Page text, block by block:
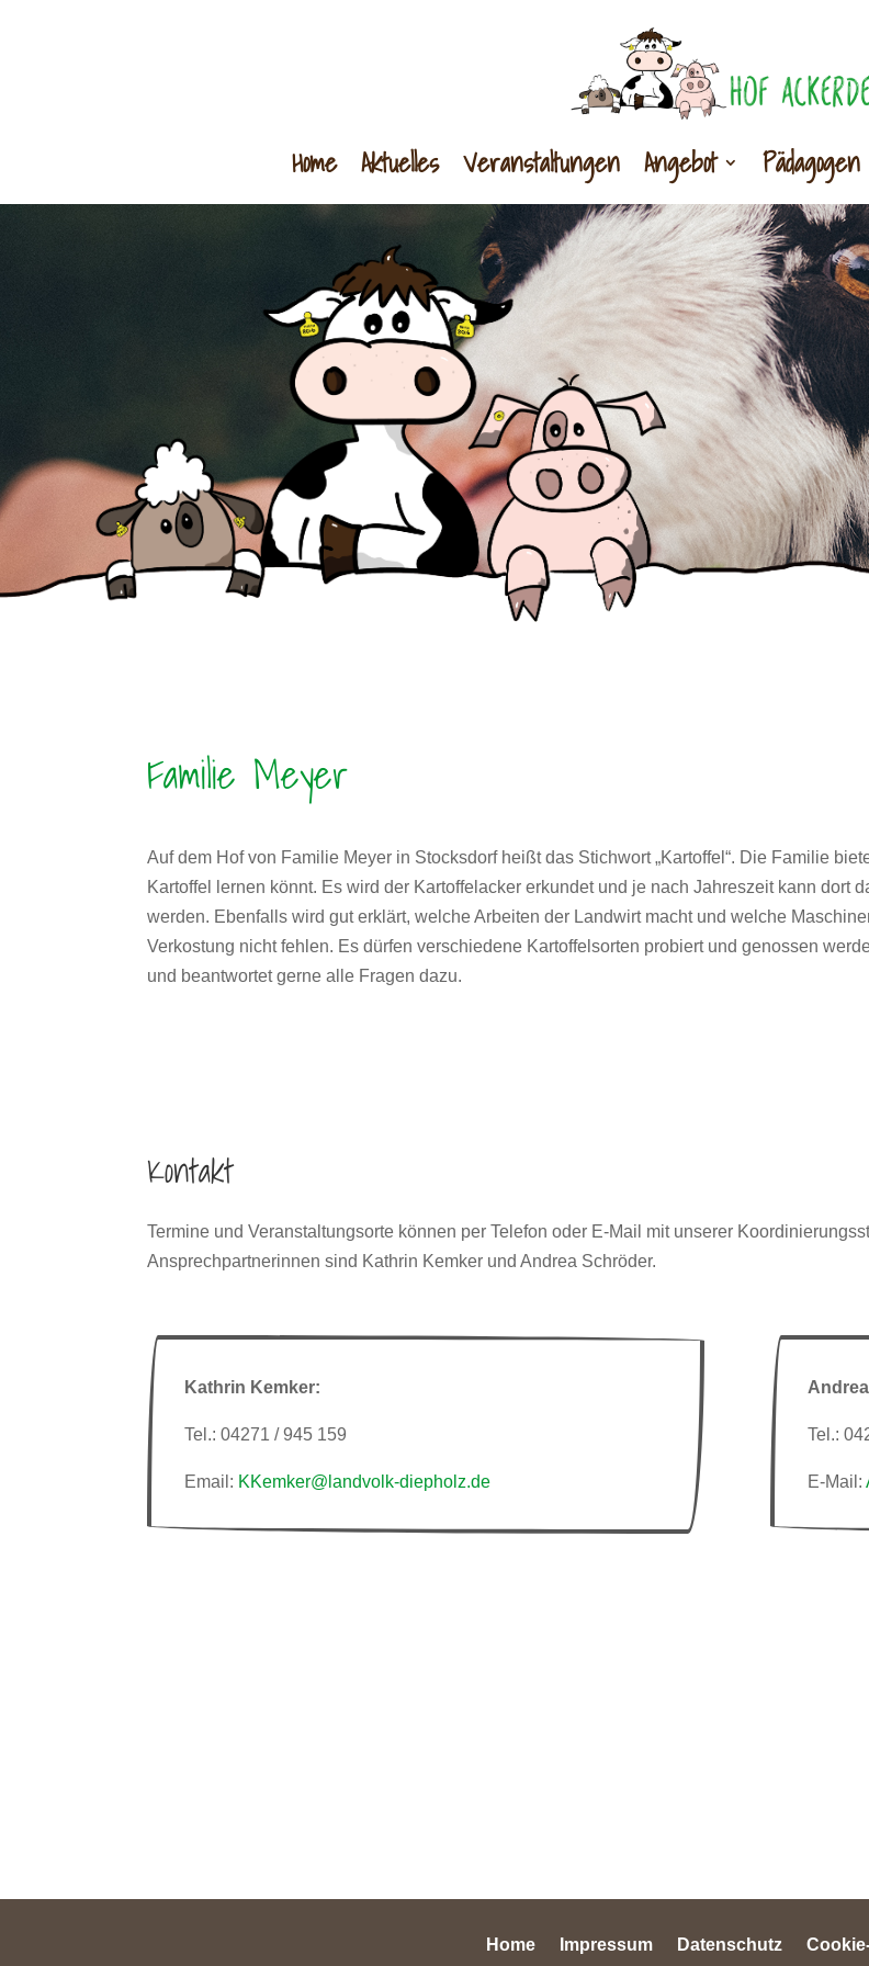
Home Aktuelles Veranstaltungen Angebot Pädagogen
Familie Meyer
Auf dem Hof von Familie Meyer in Stocksdorf heißt das Stichwort „Kartoffel“. Die Familie
Kartoffel lernen könnt. Es wird der Kartoffelacker erkundet und je nach Jahreszeit kann dort
werden. Ebenfalls wird gut erklärt, welche Arbeiten der Landwirt macht und welche
Verkostung nicht fehlen. Es dürfen verschiedene Kartoffelsorten probiert und genossen
und beantwortet gerne alle Fragen dazu.
Kontakt
Termine und Veranstaltungsorte können per Telefon oder E-Mail mit unserer
Ansprechpartnerinnen sind Kathrin Kemker und Andrea Schröder.
Kathrin Kemker:
Tel.: 04271 / 945 159
Email: KKemker@landvolk-diepholz.de
Tel.:
E-Mail:
Home Impressum Datenschutz